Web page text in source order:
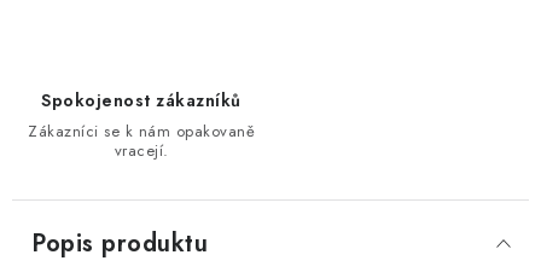
Spokojenost zákazníků
Zákazníci se k nám opakovaně
vracejí.
Popis produktu